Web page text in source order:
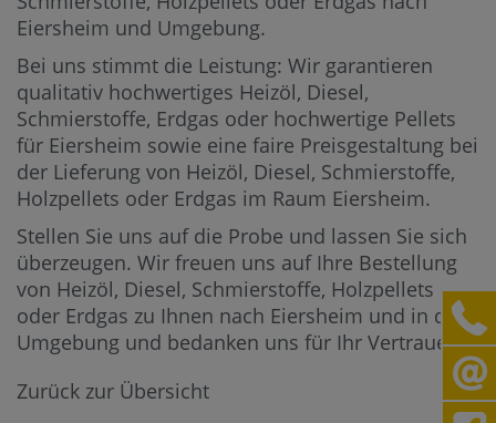
Eiersheim und Umgebung.
Bei uns stimmt die Leistung: Wir garantieren
qualitativ hochwertiges Heizöl, Diesel,
Schmierstoffe, Erdgas oder hochwertige Pellets
für Eiersheim sowie eine faire Preisgestaltung bei
der Lieferung von Heizöl, Diesel, Schmierstoffe,
Holzpellets oder Erdgas im Raum Eiersheim.
Stellen Sie uns auf die Probe und lassen Sie sich
überzeugen. Wir freuen uns auf Ihre Bestellung
von Heizöl, Diesel, Schmierstoffe, Holzpellets
oder Erdgas zu Ihnen nach Eiersheim und in die
Umgebung und bedanken uns für Ihr Vertrauen.
Zurück zur Übersicht